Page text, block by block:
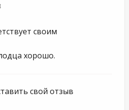
своим
хорошо.
свой отзыв